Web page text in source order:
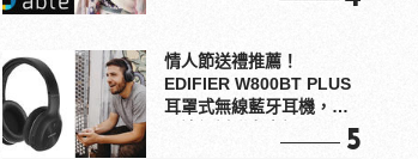
情人節送禮推薦！
EDIFIER W800BT PLUS
耳罩式無線藍牙耳機，在
5